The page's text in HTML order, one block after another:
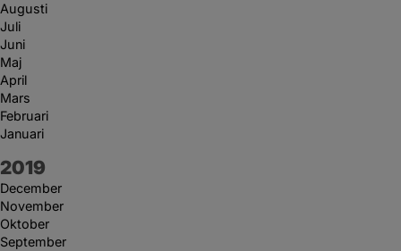
Augusti
Juli
Juni
Maj
April
Mars
Februari
Januari
År:
2019
December
November
Oktober
September